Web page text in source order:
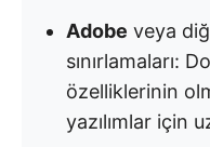
Adobe veya
sınırlamaları:
özelliklerinin
yazılımlar için